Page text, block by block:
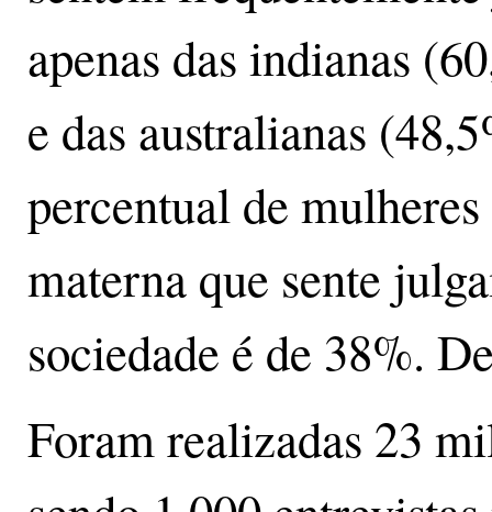
apenas das indianas
e das australianas
percentual de
materna que sente
sociedade é de 38%.
Foram realizadas 23